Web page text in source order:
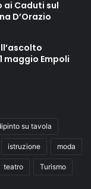
ai Caduti sul
D’Orazio
maggio Empoli
su tavola
istruzione moda
teatro Turismo